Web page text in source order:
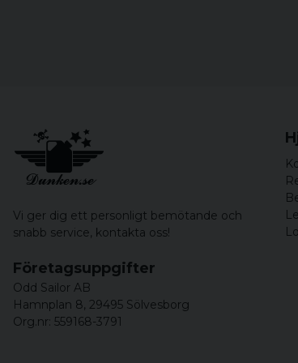
Vi ger dig ett personligt bemötande och
snabb service, kontakta oss!
Företagsuppgifter
Odd Sailor AB
Hamnplan 8, 29495 Sölvesborg
Org.nr: 559168-3791